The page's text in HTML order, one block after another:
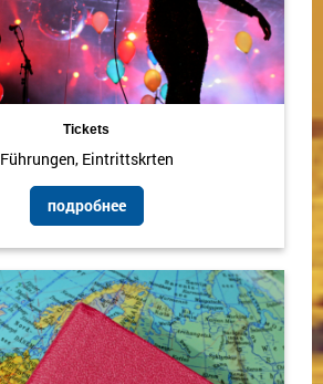
Tickets
Führungen, Eintrittskrten
подробнее